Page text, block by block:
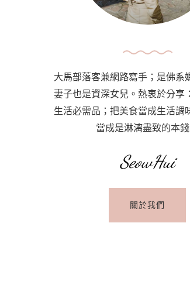
大馬部落客兼網路寫手；是佛系
妻子也是資深女兒。熱衷於分享
生活必需品；把美食當成生活調
當成是淋漓盡致的本錢
SeowHui
關於我們